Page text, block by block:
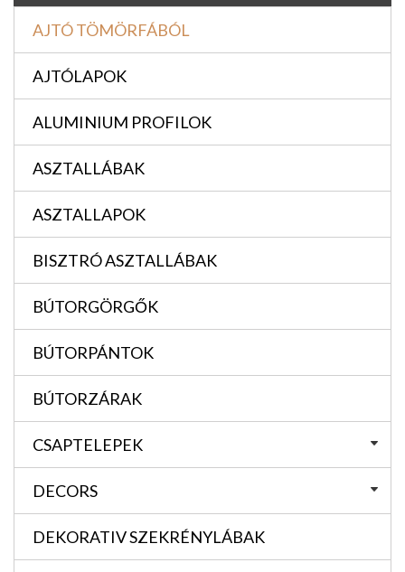
AJTÓ TÖMÖRFÁBÓL
AJTÓLAPOK
ALUMINIUM PROFILOK
ASZTALLÁBAK
ASZTALLAPOK
BISZTRÓ ASZTALLÁBAK
BÚTORGÖRGŐK
BÚTORPÁNTOK
BÚTORZÁRAK
CSAPTELEPEK
DECORS
DEKORATIV SZEKRÉNYLÁBAK